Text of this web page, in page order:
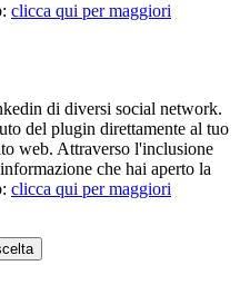
clicca qui per maggiori
di diversi social network.
del plugin direttamente al tuo
web. Attraverso l'inclusione
che hai aperto la
clicca qui per maggiori